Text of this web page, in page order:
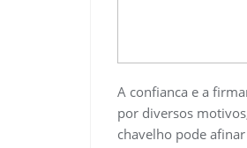
A confianca e a
por diversos
chavelho pode